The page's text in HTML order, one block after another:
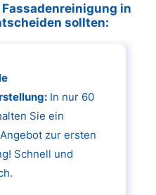
in
sollten:
In nur 60
Sie ein
zur ersten
Schnell und